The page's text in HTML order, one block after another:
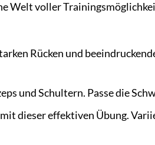
Welt voller
Rücken und
und Schultern. Passe die
dieser effektiven Übung.